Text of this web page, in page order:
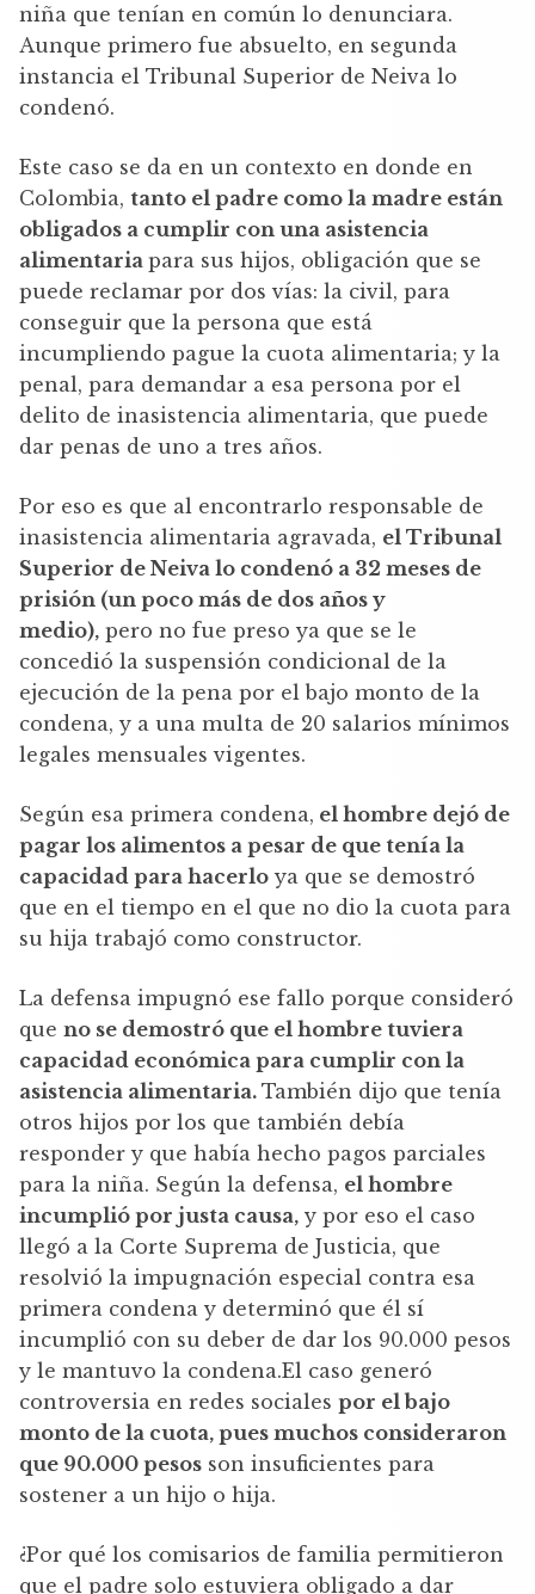
niña que tenían en común lo denunciara.
Aunque primero fue absuelto, en segunda
instancia el Tribunal Superior de Neiva lo
condenó.
Este caso se da en un contexto en donde en
Colombia, tanto el padre como la madre están
obligados a cumplir con una asistencia
alimentaria para sus hijos, obligación que se
puede reclamar por dos vías: la civil, para
conseguir que la persona que está
incumpliendo pague la cuota alimentaria; y la
penal, para demandar a esa persona por el
delito de inasistencia alimentaria, que puede
dar penas de uno a tres años.
Por eso es que al encontrarlo responsable de
inasistencia alimentaria agravada, el Tribunal
Superior de Neiva lo condenó a 32 meses de
prisión (un poco más de dos años y
medio), pero no fue preso ya que se le
concedió la suspensión condicional de la
ejecución de la pena por el bajo monto de la
condena, y a una multa de 20 salarios mínimos
legales mensuales vigentes.
Según esa primera condena, el hombre dejó de
pagar los alimentos a pesar de que tenía la
capacidad para hacerlo ya que se demostró
que en el tiempo en el que no dio la cuota para
su hija trabajó como constructor.
La defensa impugnó ese fallo porque consideró
que no se demostró que el hombre tuviera
capacidad económica para cumplir con la
asistencia alimentaria. También dijo que tenía
otros hijos por los que también debía
responder y que había hecho pagos parciales
para la niña. Según la defensa, el hombre
incumplió por justa causa, y por eso el caso
llegó a la Corte Suprema de Justicia, que
resolvió la impugnación especial contra esa
primera condena y determinó que él sí
incumplió con su deber de dar los 90.000 pesos
y le mantuvo la condena.El caso generó
controversia en redes sociales por el bajo
monto de la cuota, pues muchos consideraron
que 90.000 pesos son insuficientes para
sostener a un hijo o hija.
¿Por qué los comisarios de familia permitieron
que el padre solo estuviera obligado a dar